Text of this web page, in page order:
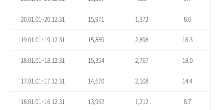
'20.01.01~20.12.31 15,971 1,372 8.6
'19.01.01~19.12.31 15,859 2,898 18.3
'18.01.01~18.12.31 15,354 2,767 18.0
'17.01.01~17.12.31 14,670 2,108 14.4
'16.01.01~16.12.31 13,962 1,212 8.7